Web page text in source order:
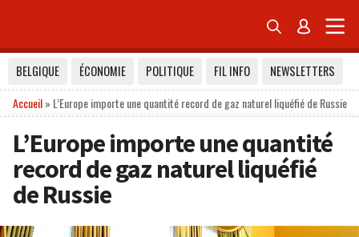
 
BELGIQUE ÉCONOMIE POLITIQUE FIL INFO
NEWSLETTERS
Accueil» L’Europe importe une quantité record de gaz naturel liquéfié de Russie
L’Europe importe une quantité
record de gaz naturel liquéfié
de Russie